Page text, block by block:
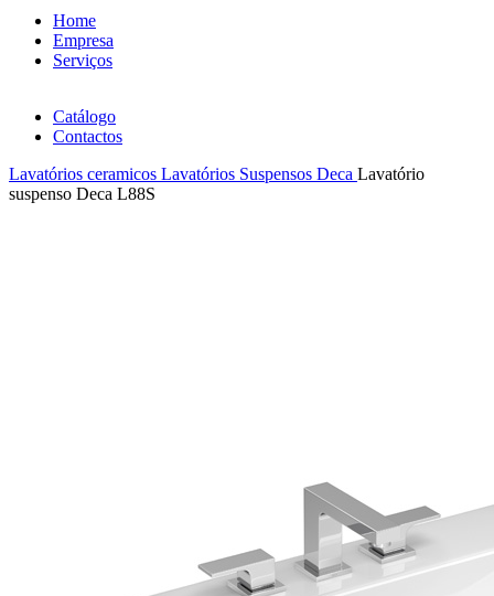
Home
Empresa
Serviços
Catálogo
Contactos
Lavatórios ceramicos Lavatórios Suspensos Deca Lavatório
suspenso Deca L88S